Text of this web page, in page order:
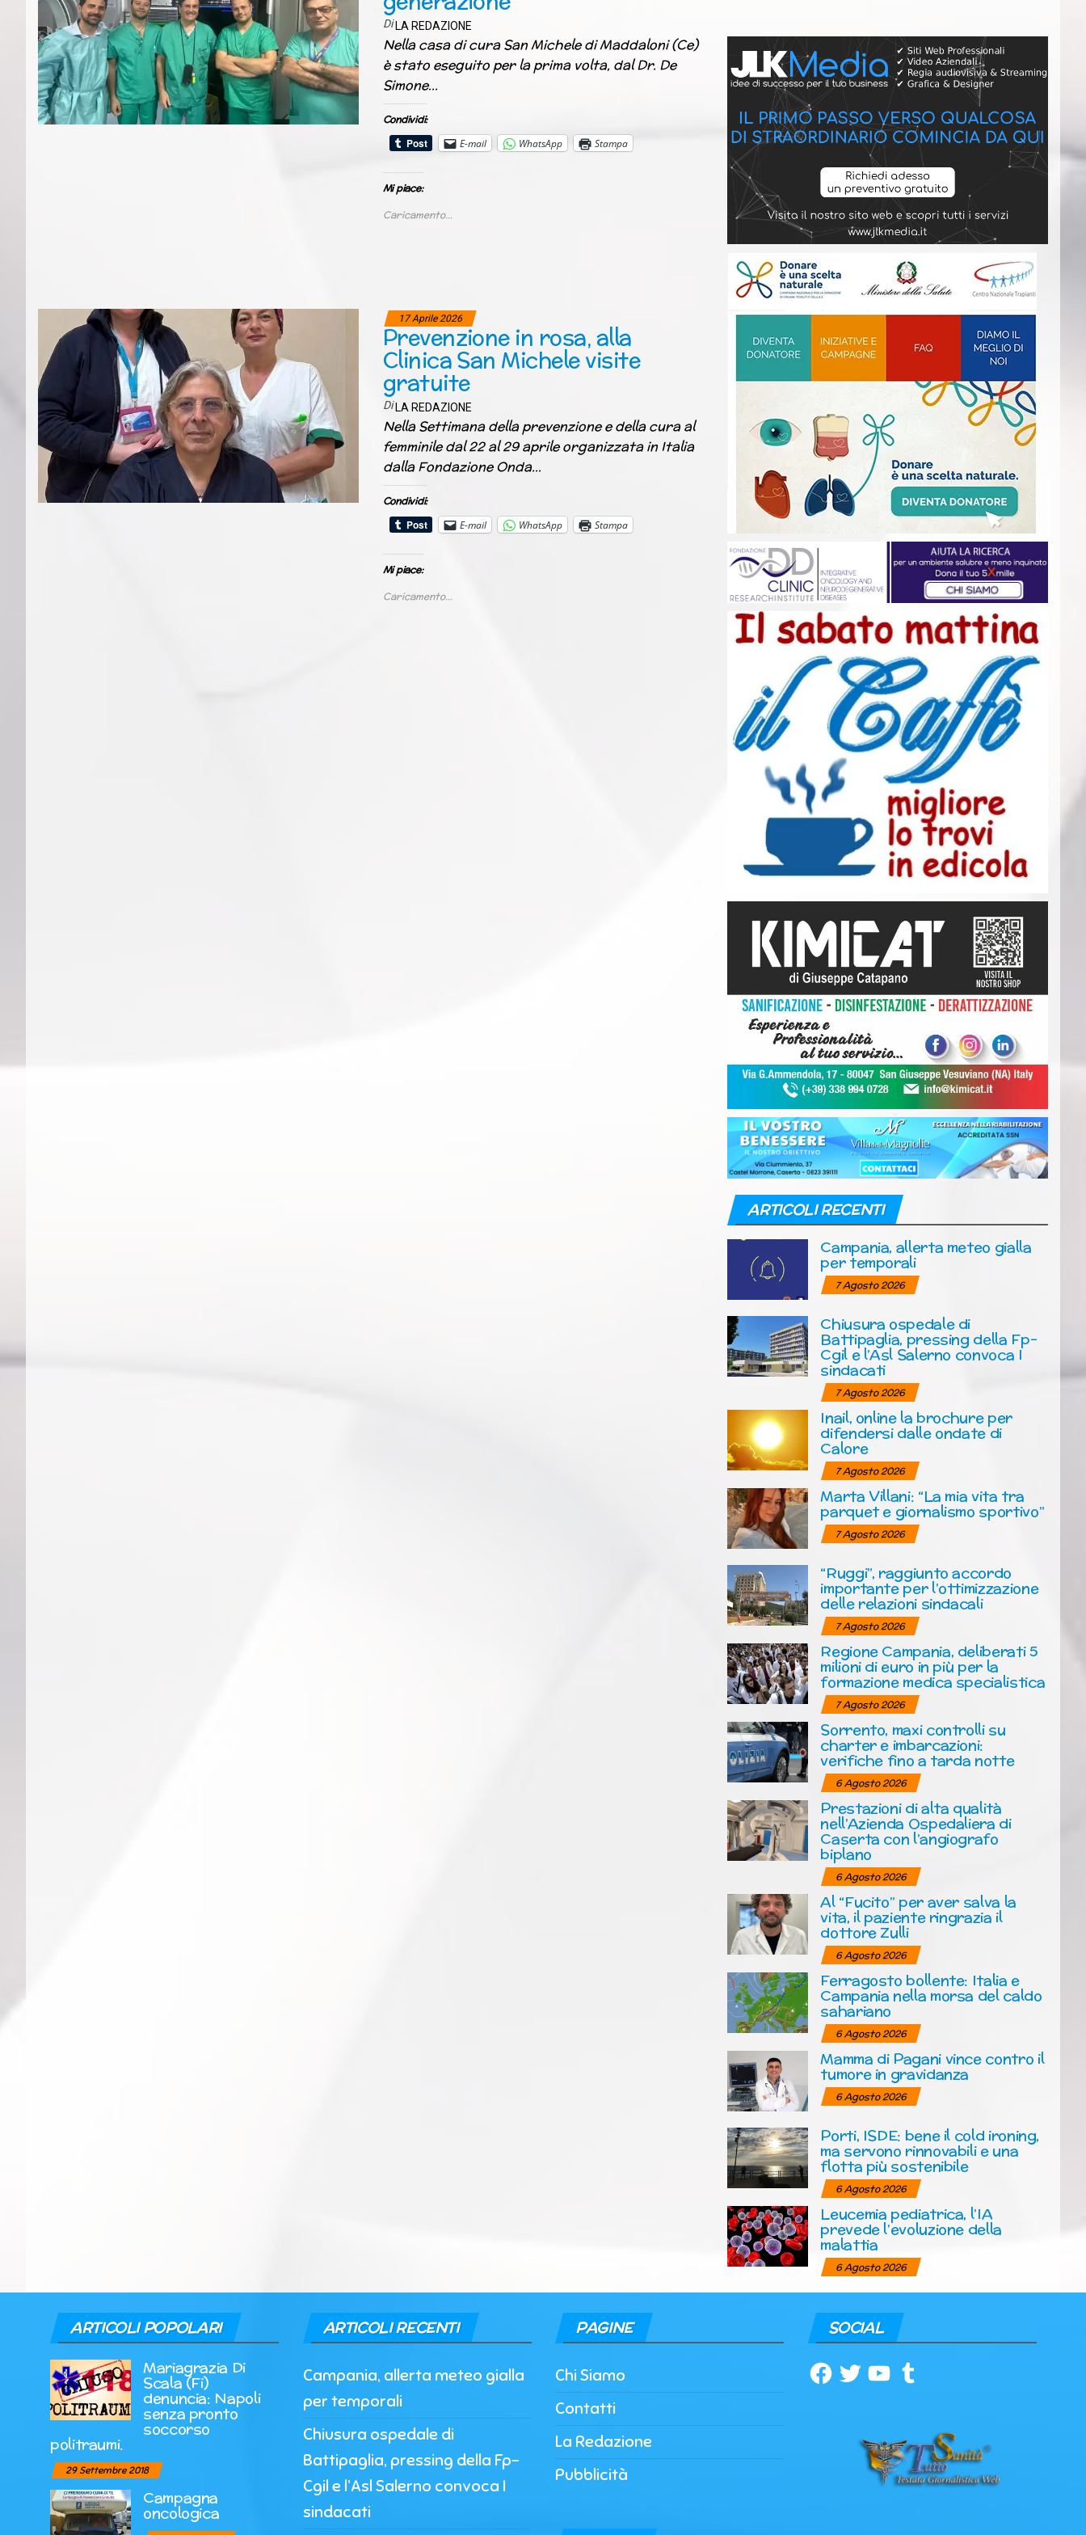
Di LA REDAZIONE
Nella casa di cura San Michele di Maddaloni (Ce)
è stato eseguito per la prima volta, dal Dr. De
Simone…
Condividi:
E-mail
WhatsApp Stampa
Mi piace:
Caricamento...
17 Aprile 2026
Prevenzione in rosa, alla
Clinica San Michele visite
gratuite
Di LA REDAZIONE
Nella Settimana della prevenzione e della cura al
femminile dal 22 al 29 aprile organizzata in Italia
dalla Fondazione Onda…
Condividi:
E-mail
WhatsApp Stampa
Mi piace:
Caricamento...
ARTICOLI RECENTI
Campania, allerta meteo gialla
per temporali
7 Agosto 2026
Chiusura ospedale di
Battipaglia, pressing della Fp-
Cgil e l’Asl Salerno convoca I
sindacati
7 Agosto 2026
Inail, online la brochure per
difendersi dalle ondate di
Calore
7 Agosto 2026
Marta Villani: “La mia vita tra
parquet e giornalismo sportivo”
7 Agosto 2026
“Ruggi”, raggiunto accordo
importante per l’ottimizzazione
delle relazioni sindacali
7 Agosto 2026
Regione Campania, deliberati 5
milioni di euro in più per la
formazione medica specialistica
7 Agosto 2026
Sorrento, maxi controlli su
charter e imbarcazioni:
verifiche fino a tarda notte
6 Agosto 2026
Prestazioni di alta qualità
nell’Azienda Ospedaliera di
Caserta con l’angiografo
biplano
6 Agosto 2026
Al “Fucito” per aver salva la
vita, il paziente ringrazia il
dottore Zulli
6 Agosto 2026
Ferragosto bollente: Italia e
Campania nella morsa del caldo
sahariano
6 Agosto 2026
Mamma di Pagani vince contro il
tumore in gravidanza
6 Agosto 2026
Porti, ISDE: bene il cold ironing,
ma servono rinnovabili e una
flotta più sostenibile
6 Agosto 2026
Leucemia pediatrica, l’IA
prevede l’evoluzione della
malattia
6 Agosto 2026
ARTICOLI POPOLARI
Mariagrazia Di
Scala (Fi)
denuncia: Napoli
senza pronto
soccorso
politraumi.
29 Settembre 2018
Campagna
oncologica
ARTICOLI RECENTI
Campania, allerta meteo gialla
per temporali
Chiusura ospedale di
Battipaglia, pressing della Fp-
Cgil e l’Asl Salerno convoca I
sindacati
PAGINE
Chi Siamo
Contatti
La Redazione
Pubblicità
SOCIAL
Facebook
TwitterYouTubeTumblr